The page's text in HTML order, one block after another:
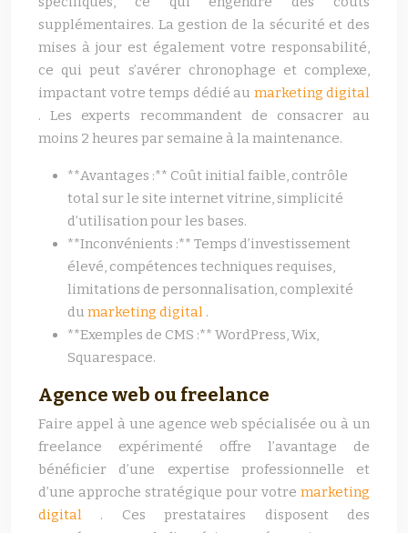
supplémentaires. La gestion de la sécurité et des
mises à jour est également votre responsabilité,
ce qui peut s’avérer chronophage et complexe,
impactant votre temps dédié au marketing digital
. Les experts recommandent de consacrer au
moins 2 heures par semaine à la maintenance.
**Avantages :** Coût initial faible, contrôle
total sur le site internet vitrine, simplicité
d’utilisation pour les bases.
**Inconvénients :** Temps d’investissement
élevé, compétences techniques requises,
limitations de personnalisation, complexité
du marketing digital .
**Exemples de CMS :** WordPress, Wix,
Squarespace.
Agence web ou freelance
Faire appel à une agence web spécialisée ou à un
freelance expérimenté offre l’avantage de
bénéficier d’une expertise professionnelle et
d’une approche stratégique pour votre marketing
digital . Ces prestataires disposent des